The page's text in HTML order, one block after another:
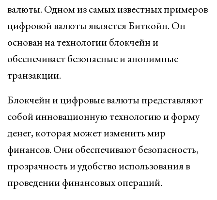
валюты. Одном из самых известных примеров
цифровой валюты является Биткойн. Он
основан на технологии блокчейн и
обеспечивает безопасные и анонимные
транзакции.
Блокчейн и цифровые валюты представляют
собой инновационную технологию и форму
денег, которая может изменить мир
финансов. Они обеспечивают безопасность,
прозрачность и удобство использования в
проведении финансовых операций.